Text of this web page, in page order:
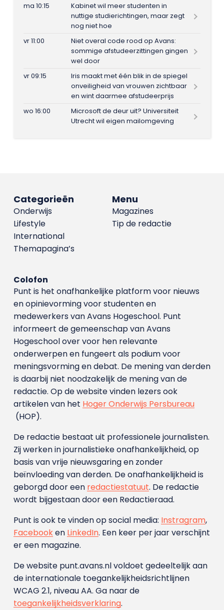
ma 10:15
Kabinet wil meer studenten in
nuttige studierichtingen, maar zegt
nog niet hoe
vr 11:00
Niet overal code rood op Avans:
sommige afstudeerzittingen gingen
wel door
vr 09:15
Iris maakt met één blik in de spiegel
onveiligheid van vrouwen zichtbaar
en wint daarmee afstudeerprijs
wo 16:00
Microsoft de deur uit? Universiteit
Utrecht wil eigen mailomgeving
Menu
Magazines
Tip de redactie
Categorieën
Onderwijs
Lifestyle
International
Themapagina’s
Colofon
Punt is het onafhankelijke platform voor nieuws
en opinievorming voor studenten en
medewerkers van Avans Hoge­school. Punt
informeert de gemeenschap van Avans
Hogeschool over voor hen relevante
onderwerpen en fungeert als podium voor
meningsvorming en debat. De mening van derden
is daarbij niet noodzakelijk de mening van de
redactie. Op de website vinden lezers ook
artikelen van het Hoger Onderwijs Persbureau
(HOP).
De redactie bestaat uit professionele journalisten.
Zij werken in journalistieke onafhankelijkheid, op
basis van vrije nieuwsgaring en zonder
beïnvloeding van derden. De onafhankelijkheid is
geborgd door een redactiestatuut. De redactie
wordt bijgestaan door een Redactieraad.
Punt is ook te vinden op social media: Instragram,
Facebooken LinkedIn. Een keer per jaar verschijnt
er een magazine.
De website punt.avans.nl voldoet gedeeltelijk aan
de internationale toegankelijkheidsrichtlijnen
WCAG 2.1, niveau AA. Ga naar de
toegankelijkheidsverklaring.